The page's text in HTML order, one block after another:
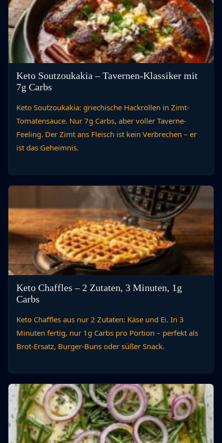
Keto Soutzoukakia – Tavernen-Klassiker mit
7g Carbs
Keto Soutzoukakia: griechische Hackrollen in Zimt-
Tomatensauce. Nur 7g Carbs, aber voller Taverne-
Feeling. Der Zimt ans Fleisch ist kein Verbrechen – er
ist das Geheimnis.
Keto Chaffles – 2 Zutaten, 3 Minuten, 1g
Carbs
Keto Chaffles aus nur 2 Zutaten: Käse und Ei. In 3
Minuten fertig, nur 1g Carbs pro Portion – perfekt als
Brot-Ersatz, Burger-Buns oder süßer Snack.